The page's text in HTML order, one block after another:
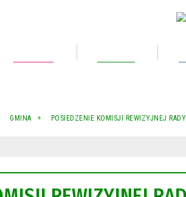
do
GMINA POSIEDZENIE KOMISJI REWIZYJNEJ